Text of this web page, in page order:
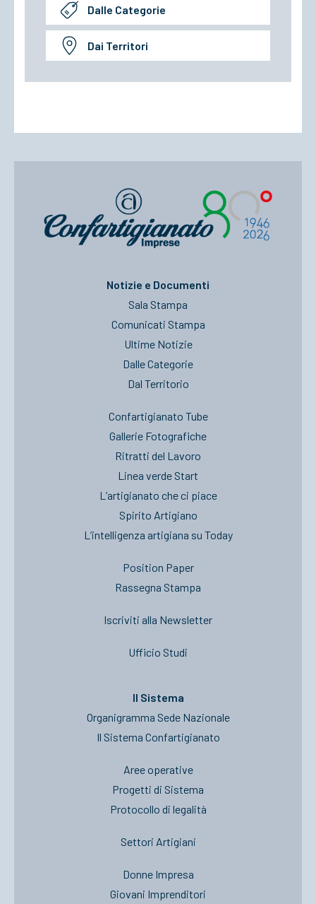
Dalle Categorie
Dai Territori
Notizie e Documenti
Sala Stampa
Comunicati Stampa
Ultime Notizie
Dalle Categorie
Dal Territorio
Confartigianato Tube
Gallerie Fotografiche
Ritratti del Lavoro
Linea verde Start
L’artigianato che ci piace
Spirito Artigiano
L’intelligenza artigiana su Today
Position Paper
Rassegna Stampa
Iscriviti alla Newsletter
Ufficio Studi
Il Sistema
Organigramma Sede Nazionale
Il Sistema Confartigianato
Aree operative
Progetti di Sistema
Protocollo di legalità
Settori Artigiani
Donne Impresa
Giovani Imprenditori